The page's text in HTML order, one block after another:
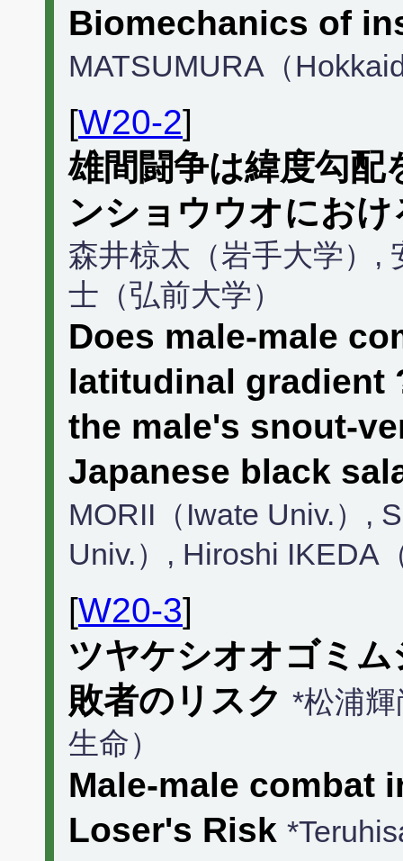
Biomechanics of
MATSUMURA（
[W20-2]
雄間闘争は緯度勾配
ンショウウオにお
森井椋太（岩手大学）,
士（弘前大学）
Does male-male
latitudinal gradient
the male's snout-
Japanese black
MORII（Iwate Univ.）,
Univ.）, Hiroshi IKEDA
[W20-3]
ツヤケシオオゴミ
敗者のリスク *松浦
生命）
Male-male combat
Loser's Risk